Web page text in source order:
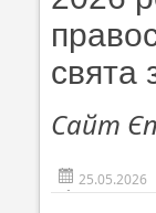
свята
Сайт
25.05.2026